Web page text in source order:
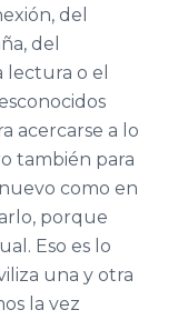
del
del
o el
acercarse a lo
también para
como en
porque
Eso es lo
una y otra
la vez